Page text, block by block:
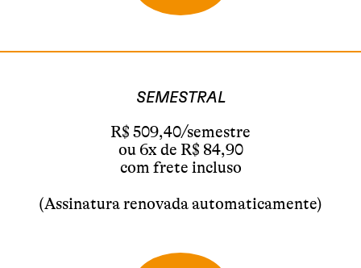
SEMESTRAL
R$ 509,40/semestre
ou 6x de R$ 84,90
com frete incluso
(Assinatura renovada automaticamente)